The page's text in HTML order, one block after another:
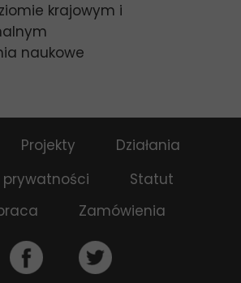
krajowym i
naukowe
Zamówienia
prywatności Statut
Projekty Działania